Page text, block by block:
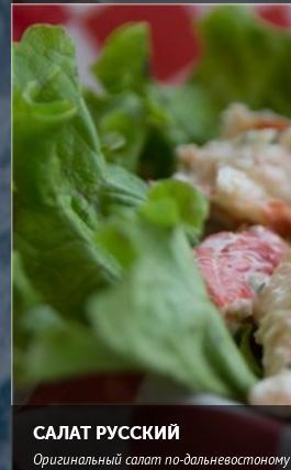
САЛАТ РУССКИЙ
Оригинальный салат по-дальневостоному